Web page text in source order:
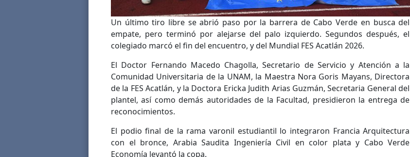
Un último tiro libre se abrió paso por la barrera de Cabo Verde en busca del
empate, pero terminó por alejarse del palo izquierdo. Segundos después, el
colegiado marcó el fin del encuentro, y del Mundial FES Acatlán 2026.
El Doctor Fernando Macedo Chagolla, Secretario de Servicio y Atención a la
Comunidad Universitaria de la UNAM, la Maestra Nora Goris Mayans, Directora
de la FES Acatlán, y la Doctora Ericka Judith Arias Guzmán, Secretaria General del
plantel, así como demás autoridades de la Facultad, presidieron la entrega de
reconocimientos.
El podio final de la rama varonil estudiantil lo integraron Francia Arquitectura
con el bronce, Arabia Saudita Ingeniería Civil en color plata y Cabo Verde
Economía levantó la copa.